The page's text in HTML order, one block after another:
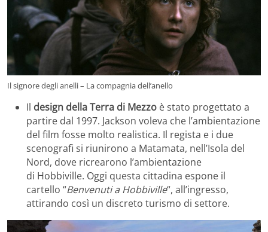
Il signore degli anelli – La compagnia dell’anello
Il design della Terra di Mezzo è stato progettato a
partire dal 1997. Jackson voleva che l’ambientazione
del film fosse molto realistica. Il regista e i due
scenografi si riunirono a Matamata, nell’Isola del
Nord, dove ricrearono l’ambientazione
di Hobbiville. Oggi questa cittadina espone il
cartello “Benvenuti a Hobbiville“, all’ingresso,
attirando così un discreto turismo di settore.